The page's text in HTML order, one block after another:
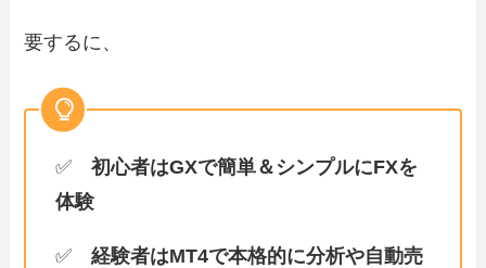
要するに、
✅初心者はGXで簡単＆シンプルにFXを
体験
✅経験者はMT4で本格的に分析や自動売